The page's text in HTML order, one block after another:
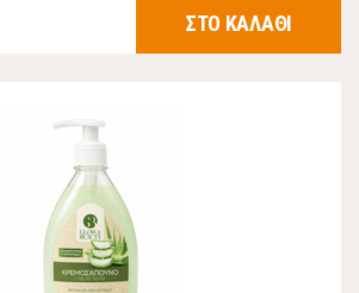
ΣΤΟ ΚΑΛΑΘΙ